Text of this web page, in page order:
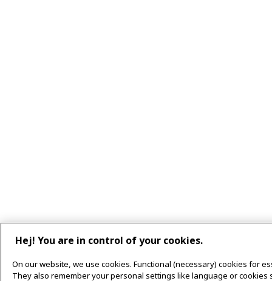
Hej! You are in control of your cookies.
On our website, we use cookies. Functional (necessary) cookies for
They also remember your personal settings like language or cookies